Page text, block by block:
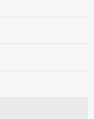
sī-sè